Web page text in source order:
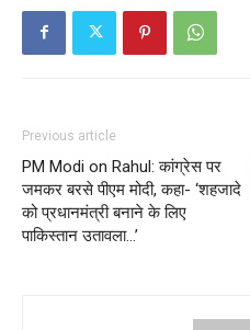
Previous article
PM Modi on Rahul: कांग्रेस पर
जमकर बरसे पीएम मोदी, कहा- ‘शहजादे
को प्रधानमंत्री बनाने के लिए
पाकिस्तान उतावला…’